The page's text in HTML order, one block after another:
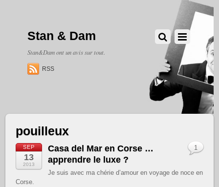
Stan & Dam
Stan&Dam ont un avis sur tout.
RSS
pouilleux
SEP
13
2013
Casa del Mar en Corse …
apprendre le luxe ?
Je suis avec ma chérie d’amour en voyage de noce en
Corse.
1